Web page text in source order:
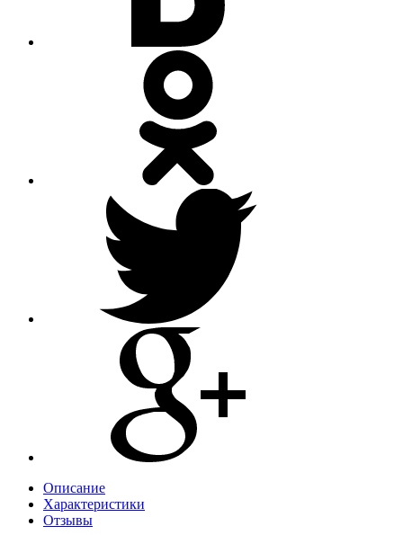
Описание
Характеристики
Отзывы